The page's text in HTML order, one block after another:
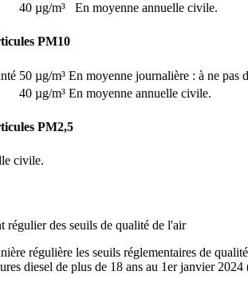
40 µg/m³
En moyenne annuelle civile.
PM10
50 µg/m³ En moyenne journalière : à ne pas
40 µg/m³ En moyenne annuelle civile.
PM2,5
civile.
régulier des seuils de qualité de l'air
régulière les seuils réglementaires de
diesel de plus de 18 ans au 1er janvier